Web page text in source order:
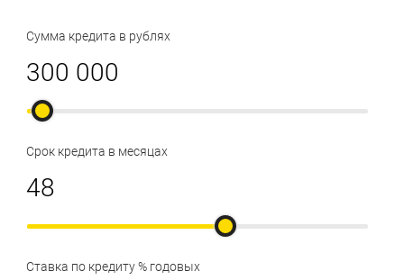
Сумма кредита в рублях
Срок кредита в месяцах
Ставка по кредиту % годовых